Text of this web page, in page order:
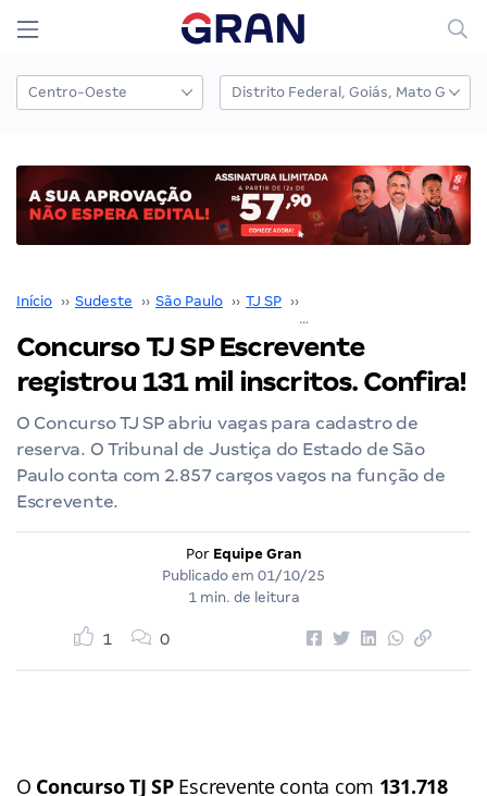
Início ›› Sudeste ›› São Paulo ›› TJ SP ››
Concurso TJ SP Escrevente
registrou 131 mil inscritos. Confira!
O Concurso TJ SP abriu vagas para cadastro de
reserva. O Tribunal de Justiça do Estado de São
Paulo conta com 2.857 cargos vagos na função de
Escrevente.
Por Equipe Gran
Publicado em 01/10/25
1 min. de leitura
1 0
O Concurso TJ SPEscrevente conta com 131.718